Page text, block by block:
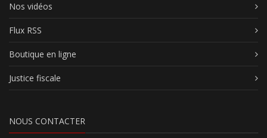
Nos vidéos
Flux RSS
Boutique en ligne
Justice fiscale
NOUS CONTACTER